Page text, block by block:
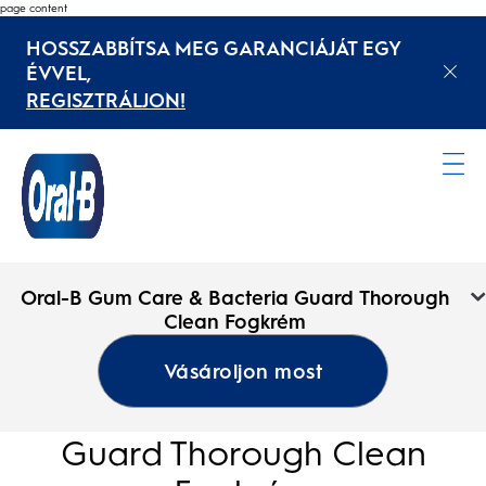
page content
HOSSZABBÍTSA MEG GARANCIÁJÁT EGY
ÉVVEL,
REGISZTRÁLJON!
Oral-B Gum Care & Bacteria Guard Thorough
Clean Fogkrém
Vásároljon most
Oral-B Gum Care & Bacteria
Guard Thorough Clean